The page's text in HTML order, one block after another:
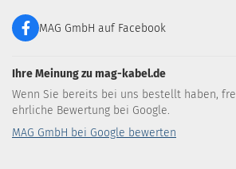
MAG GmbH auf Facebook
Ihre Meinung zu mag-kabel.de
Wenn Sie bereits bei uns bestellt haben,
ehrliche Bewertung bei Google.
MAG GmbH bei Google bewerten